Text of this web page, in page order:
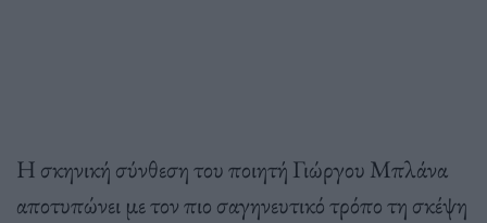
Η σκηνική σύνθεση του ποιητή Γιώργου Μπλάνα
αποτυπώνει με τον πιο σαγηνευτικό τρόπο τη σκέψη